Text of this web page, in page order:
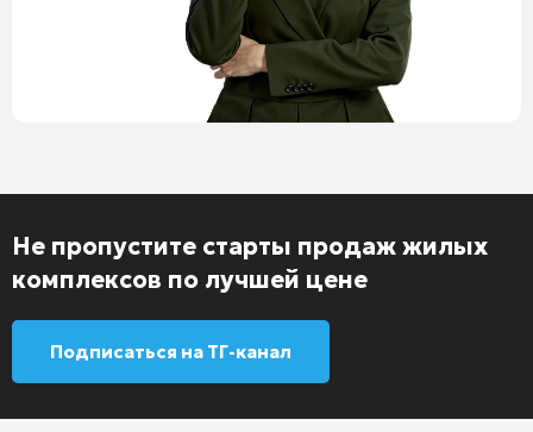
Не пропустите старты продаж жилых
комплексов по лучшей цене
Подписаться на ТГ-канал